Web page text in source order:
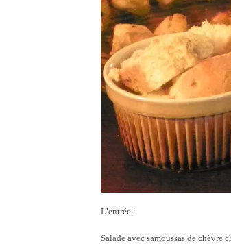
L’entrée :
Salade avec samoussas de chèvre